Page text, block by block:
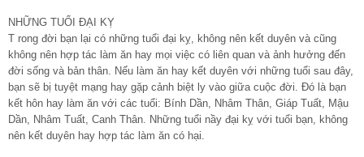
NHỮNG TUỔI ĐẠI KỴ
T rong đời bạn lại có những tuổi đại kỵ, không nên kết duyên và cũng
không nên hợp tác làm ăn hay mọi việc có liên quan và ảnh hưởng đến
đời sống và bản thân. Nếu làm ăn hay kết duyên với những tuổi sau đây,
bạn sẽ bị tuyệt mạng hay gặp cảnh biệt ly vào giữa cuộc đời. Đó là bạn
kết hôn hay làm ăn với các tuổi: Bính Dần, Nhâm Thân, Giáp Tuất, Mậu
Dần, Nhâm Tuất, Canh Thân. Những tuổi nầy đại kỵ với tuổi bạn, không
nên kết duyên hay hợp tác làm ăn có hại.